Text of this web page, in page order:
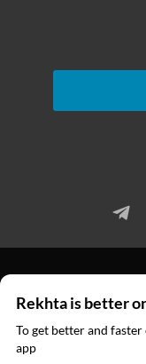
© 2026
Rekhta is better
To get better and
app